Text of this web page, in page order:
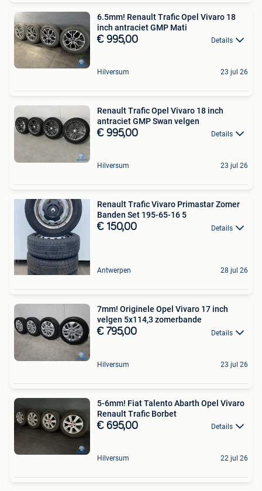
6.5mm! Renault Trafic Opel Vivaro 18
inch antraciet GMP Mati
€ 995,00 Details
Hilversum 23 jul 26
Renault Trafic Opel Vivaro 18 inch
antraciet GMP Swan velgen
€ 995,00 Details
Hilversum 23 jul 26
Renault Trafic Vivaro Primastar Zomer
Banden Set 195-65-16 5
€ 150,00 Details
Antwerpen 28 jul 26
7mm! Originele Opel Vivaro 17 inch
velgen 5x114,3 zomerbande
€ 795,00 Details
Hilversum 23 jul 26
5-6mm! Fiat Talento Abarth Opel Vivaro
Renault Trafic Borbet
€ 695,00 Details
Hilversum 22 jul 26